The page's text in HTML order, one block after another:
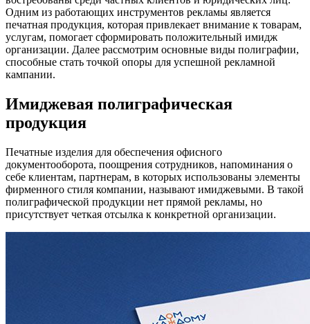
Одним из работающих инструментов рекламы является
печатная продукция, которая привлекает внимание к товарам,
услугам, помогает сформировать положительный имидж
организации. Далее рассмотрим основные виды полиграфии,
способные стать точкой опоры для успешной рекламной
кампании.
Имиджевая полиграфическая
продукция
Печатные изделия для обеспечения офисного
документооборота, поощрения сотрудников, напоминания о
себе клиентам, партнерам, в которых использованы элементы
фирменного стиля компании, называют имиджевыми. В такой
полиграфической продукции нет прямой рекламы, но
присутствует четкая отсылка к конкретной организации.